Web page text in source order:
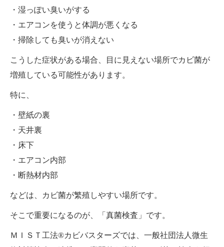
・湿っぽい臭いがする
・エアコンを使うと体調が悪くなる
・掃除しても臭いが消えない
こうした症状がある場合、目に見えない場所でカビ菌が
増殖している可能性があります。
特に、
・壁紙の裏
・天井裏
・床下
・エアコン内部
・断熱材内部
などは、カビ菌が繁殖しやすい場所です。
そこで重要になるのが、「真菌検査」です。
ＭＩＳＴ工法®カビバスターズでは、一般社団法人微生